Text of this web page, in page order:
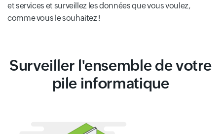
et services et surveillez les données que vous voulez,
comme vous le souhaitez !
Surveiller l'ensemble de votre
pile informatique